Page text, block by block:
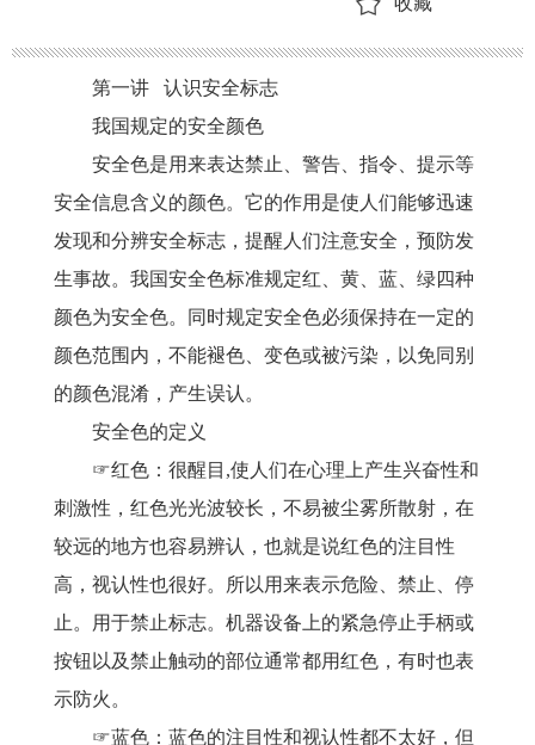
第一讲
认识安全标志
我国规定的安全颜色
安全色是用来表达禁止、警告、指令、提示等
安全信息含义的颜色。它的作用是使人们能够迅速
发现和分辨安全标志，提醒人们注意安全，预防发
生事故。我国安全色标准规定红、黄、蓝、绿四种
颜色为安全色。同时规定安全色必须保持在一定的
颜色范围内，不能褪色、变色或被污染，以免同别
的颜色混淆，产生误认。
安全色的定义
☞红色：很醒目,使人们在心理上产生兴奋性和
刺激性，红色光光波较长，不易被尘雾所散射，在
较远的地方也容易辨认，也就是说红色的注目性
高，视认性也很好。所以用来表示危险、禁止、停
止。用于禁止标志。机器设备上的紧急停止手柄或
按钮以及禁止触动的部位通常都用红色，有时也表
示防火。
☞蓝色：蓝色的注目性和视认性都不太好，但